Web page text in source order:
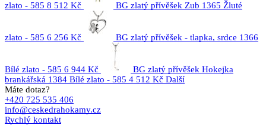
zlato - 585 8 512 Kč BG zlatý přívěšek Zub 1365 Žluté
zlato - 585 6 256 Kč BG zlatý přívěšek - tlapka, srdce 1366
Bílé zlato - 585 6 944 Kč
BG zlatý přívěšek Hokejka
brankářská 1384 Bílé zlato - 585 4 512 Kč Další
Máte dotaz?
+420 725 535 406
info@ceskedrahokamy.cz
Rychlý kontakt